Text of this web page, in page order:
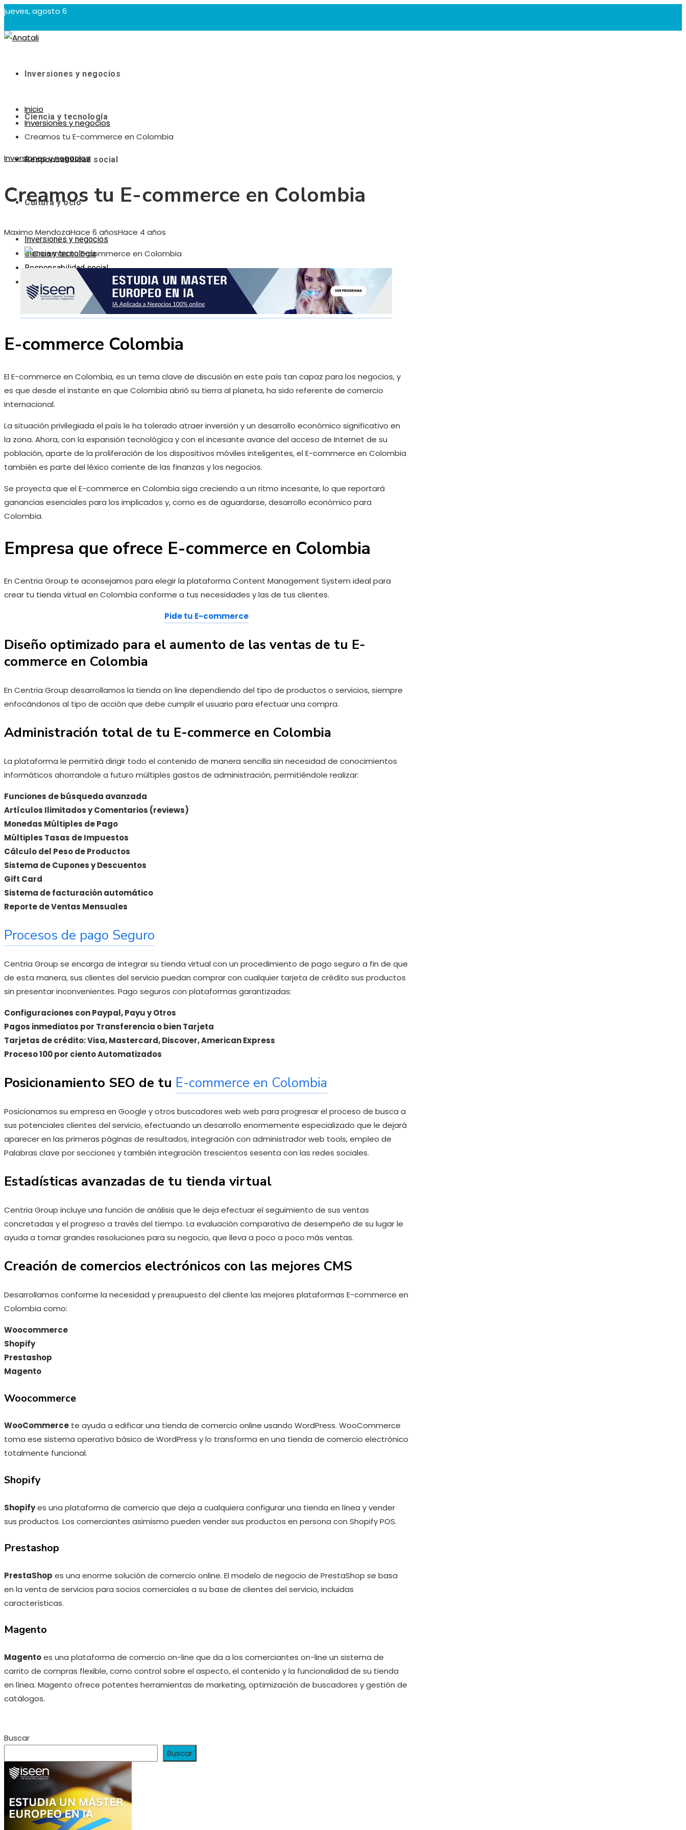
jueves, agosto 6
Inversiones y negocios
Ciencia y tecnología
Responsabilidad social
Cultura y ocio
Inversiones y negocios
Ciencia y tecnología
Responsabilidad social
Cultura y ocio
Inicio
Inversiones y negocios
Creamos tu E-commerce en Colombia
Inversiones y negocios
Creamos tu E-commerce en Colombia
Maximo MendozaHace 6 añosHace 4 años
E-commerce Colombia
El E-commerce en Colombia, es un tema clave de discusión en este país tan capaz para los negocios, y
es que desde el instante en que Colombia abrió su tierra al planeta, ha sido referente de comercio
internacional.
La situación privilegiada el país le ha tolerado atraer inversión y un desarrollo económico significativo en
la zona. Ahora, con la expansión tecnológica y con el incesante avance del acceso de Internet de su
población, aparte de la proliferación de los dispositivos móviles inteligentes, el E-commerce en Colombia
también es parte del léxico corriente de las finanzas y los negocios.
Se proyecta que el E-commerce en Colombia siga creciendo a un ritmo incesante, lo que reportará
ganancias esenciales para los implicados y, como es de aguardarse, desarrollo económico para
Colombia.
Empresa que ofrece E-commerce en Colombia
En Centria Group te aconsejamos para elegir la plataforma Content Management System ideal para
crear tu tienda virtual en Colombia conforme a tus necesidades y las de tus clientes.
Pide tu E-commerce
Diseño optimizado para el aumento de las ventas de tu E-
commerce en Colombia
En Centria Group desarrollamos la tienda on line dependiendo del tipo de productos o servicios, siempre
enfocándonos al tipo de acción que debe cumplir el usuario para efectuar una compra.
Administración total de tu E-commerce en Colombia
La plataforma le permitirá dirigir todo el contenido de manera sencilla sin necesidad de conocimientos
informáticos ahorrandole a futuro múltiples gastos de administración, permitiéndole realizar:
Funciones de búsqueda avanzada
Artículos Ilimitados y Comentarios (reviews)
Monedas Múltiples de Pago
Múltiples Tasas de Impuestos
Cálculo del Peso de Productos
Sistema de Cupones y Descuentos
Gift Card
Sistema de facturación automático
Reporte de Ventas Mensuales
Procesos de pago Seguro
Centria Group se encarga de integrar su tienda virtual con un procedimiento de pago seguro a fin de que
de esta manera, sus clientes del servicio puedan comprar con cualquier tarjeta de crédito sus productos
sin presentar inconvenientes. Pago seguros con plataformas garantizadas:
Configuraciones con Paypal, Payu y Otros
Pagos inmediatos por Transferencia o bien Tarjeta
Tarjetas de crédito: Visa, Mastercard, Discover, American Express
Proceso 100 por ciento Automatizados
Posicionamiento SEO de tu E-commerce en Colombia
Posicionamos su empresa en Google y otros buscadores web web para progresar el proceso de busca a
sus potenciales clientes del servicio, efectuando un desarrollo enormemente especializado que le dejará
aparecer en las primeras páginas de resultados, integración con administrador web tools, empleo de
Palabras clave por secciones y también integración trescientos sesenta con las redes sociales.
Estadísticas avanzadas de tu tienda virtual
Centria Group incluye una función de análisis que le deja efectuar el seguimiento de sus ventas
concretadas y el progreso a través del tiempo. La evaluación comparativa de desempeño de su lugar le
ayuda a tomar grandes resoluciones para su negocio, que lleva a poco a poco más ventas.
Creación de comercios electrónicos con las mejores CMS
Desarrollamos conforme la necesidad y presupuesto del cliente las mejores plataformas E-commerce en
Colombia como:
Woocommerce
Shopify
Prestashop
Magento
Woocommerce
WooCommerce te ayuda a edificar una tienda de comercio online usando WordPress. WooCommerce
toma ese sistema operativo básico de WordPress y lo transforma en una tienda de comercio electrónico
totalmente funcional.
Shopify
Shopifyes una plataforma de comercio que deja a cualquiera configurar una tienda en línea y vender
sus productos. Los comerciantes asimismo pueden vender sus productos en persona con Shopify POS.
Prestashop
PrestaShop es una enorme solución de comercio online. El modelo de negocio de PrestaShop se basa
en la venta de servicios para socios comerciales a su base de clientes del servicio, incluidas
características.
Magento
Magentoes una plataforma de comercio on-line que da a los comerciantes on-line un sistema de
carrito de compras flexible, como control sobre el aspecto, el contenido y la funcionalidad de su tienda
en línea. Magento ofrece potentes herramientas de marketing, optimización de buscadores y gestión de
catálogos.
Buscar
Buscar